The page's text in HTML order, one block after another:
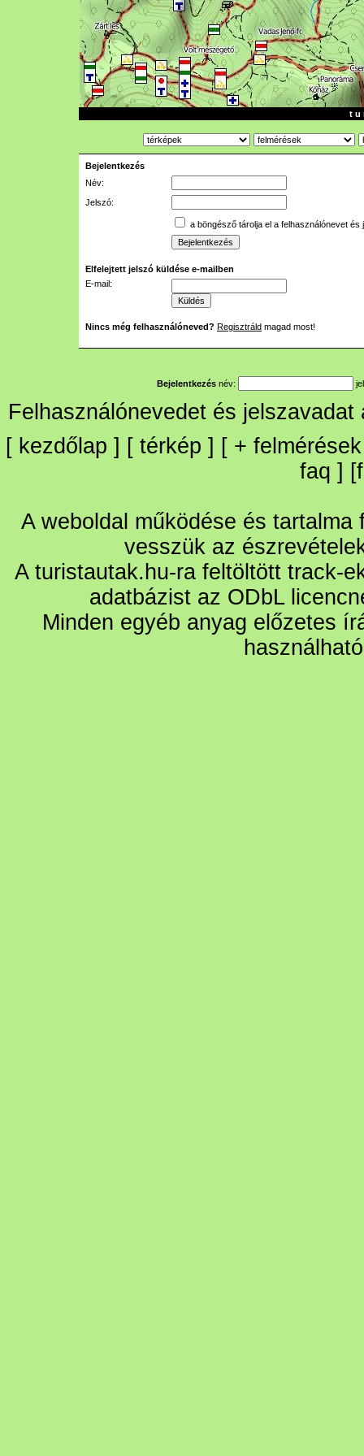
t u
Bejelentkezés
Név:
Jelszó:
a böngésző tárolja el a felhasználónevet és
Elfelejtett jelszó küldése e-mailben
E-mail:
Nincs még felhasználóneved? Regisztráld magad most!
Bejelentkezés név:
Felhasználónevedet és
[ kezdőlap ] [ térkép ] [ + felmérések
faq ] [
A weboldal működése és
vesszük az
A turistautak.hu-ra feltöltött track-
adatbázist az ODbL
Minden egyéb anyag előzetes